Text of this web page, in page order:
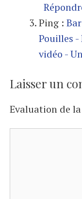
Ping :
Pouilles
vidéo -
Laisser un
Evaluation de